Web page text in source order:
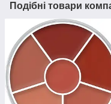
Подібні товари